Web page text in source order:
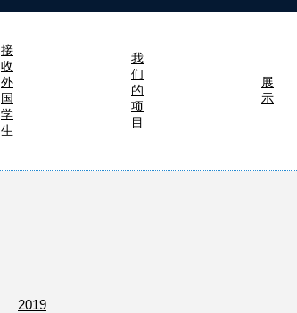
接
收
外
国
学
生
我
们
的
项
目
展
示
2019